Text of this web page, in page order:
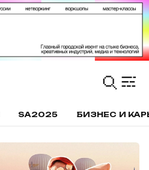
SA2025 БИЗНЕС И